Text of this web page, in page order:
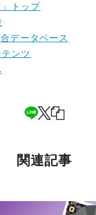
」トップ
データベース
ンツ
関連記事